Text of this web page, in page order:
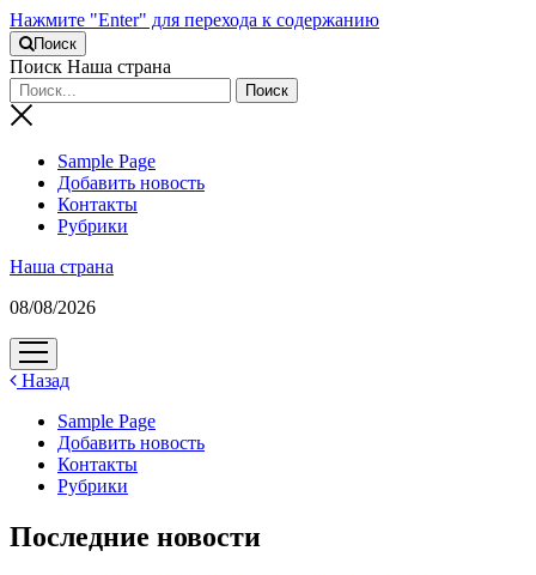
Нажмите "Enter" для перехода к содержанию
Поиск
Поиск Наша страна
Sample Page
Добавить новость
Контакты
Рубрики
Наша страна
08/08/2026
открыть
меню
Назад
Sample Page
Добавить новость
Контакты
Рубрики
Последние новости